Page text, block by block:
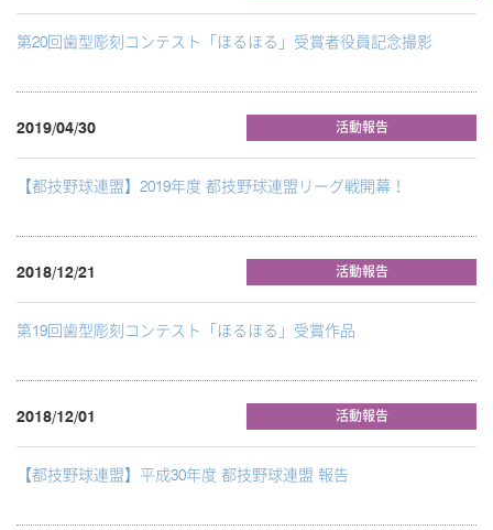
第20回歯型彫刻コンテスト「ほるほる」受賞者役員記念撮影
2019/04/30 活動報告
【都技野球連盟】2019年度 都技野球連盟リーグ戦開幕！
2018/12/21 活動報告
第19回歯型彫刻コンテスト「ほるほる」受賞作品
2018/12/01 活動報告
【都技野球連盟】平成30年度 都技野球連盟 報告